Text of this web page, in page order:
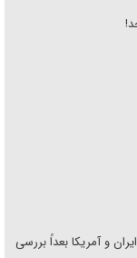
و آمریکا بعداً بررسی